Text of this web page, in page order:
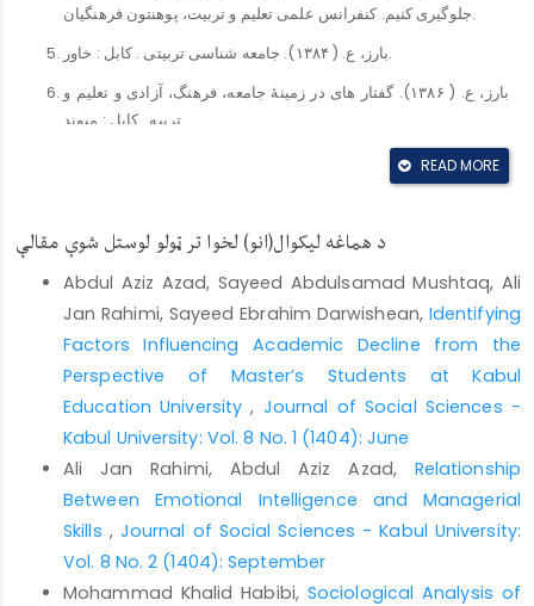
جلوگیری کنیم. کنفرانس علمی تعلیم و تربیت، پوهنتون فرهنگیان.
بارز، ع. ( ۱۳۸۴). جامعه شناسی تربيتی . كابل : خاور.
بارز، ع. ( ۱۳۸۶). گفتار های در زمینهٔ جامعه، فرهنگ، آزادی و تعلیم و
تهران: علم.
تلوار، ا. ا و کمار، ت. (۱۳۹۸ ). فلسفه آموزش و پرورش . ترجمه ذبیح
الله اسدی، کابل: سعید.
خلیلی، س. ( ۱۳۹۰). بررسی تعلیم و تربیت اخلاقی از دیدگاه ابن سینا.
فصلنامه تاریخ پزشکی، سال سوم، شماره هشتم.
دوركهيم ، ا. (۱۳۷۶). تربيت و جامعه شناسی. ترجمه علی محمد كاردان
راسخ، ش. ( ۱۳۵۰) . تعلیم و تربیت در جهان امروز. چاپ سوم، تهران:
زیبا کلام، ص. (۱۳۹۵). جامعه شناسی به زبان ساده. چاپ
ششم،تهران: روزنه.
READ MORE
د هماغه لیکوال(انو) لخوا تر ټولو لوستل شوې مقالې
Abdul Aziz Azad, Sayeed Abdulsamad Mushtaq, Ali
Jan Rahimi, Sayeed Ebrahim Darwishean, Identifying
Factors Influencing Academic Decline from the
Perspective of Master’s Students at Kabul
Education University, Journal of Social Sciences -
Kabul University: Vol. 8 No. 1 (1404): June
Ali Jan Rahimi, Abdul Aziz Azad, Relationship
Between Emotional Intelligence and Managerial
Skills , Journal of Social Sciences - Kabul University:
Vol. 8 No. 2 (1404): September
Mohammad Khalid Habibi, Sociological Analysis of